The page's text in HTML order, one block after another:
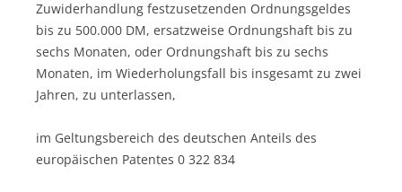
Zuwiderhandlung festzusetzenden Ordnungsgeldes
bis zu 500.000 DM, ersatzweise Ordnungshaft bis zu
sechs Monaten, oder Ordnungshaft bis zu sechs
Monaten, im Wiederholungsfall bis insgesamt zu zwei
Jahren, zu unterlassen,
im Geltungsbereich des deutschen Anteils des
europäischen Patentes 0 322 834